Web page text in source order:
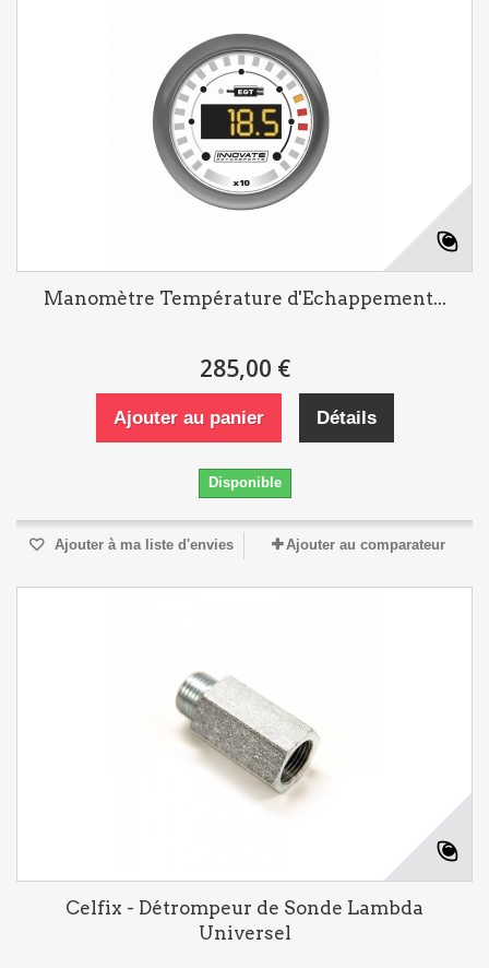
Manomètre Température d'Echappement...
285,00 €
Ajouter au panier Détails
Disponible
Ajouter à ma liste d'envies Ajouter au comparateur
Celfix - Détrompeur de Sonde Lambda
Universel